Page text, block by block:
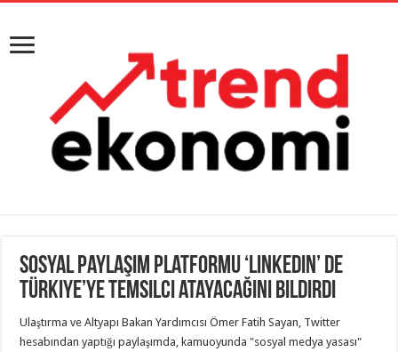
Sosyal paylaşım platformu ‘LinkedIn’ de
Türkiye’ye temsilci atayacağını bildirdi
Ulaştırma ve Altyapı Bakan Yardımcısı Ömer Fatih Sayan, Twitter
hesabından yaptığı paylaşımda, kamuoyunda "sosyal medya yasası"